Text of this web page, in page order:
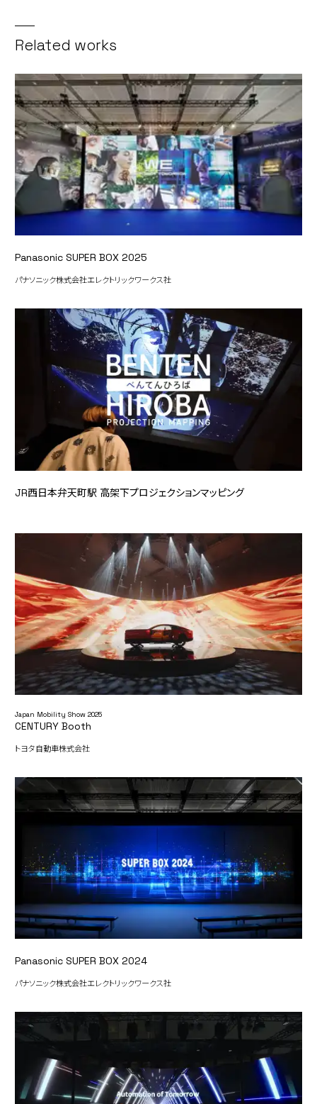
Related works
Panasonic SUPER BOX 2025
パナソニック株式会社エレクトリックワークス社
JR西日本弁天町駅 高架下プロジェクションマッピング
Japan Mobility Show 2025
CENTURY Booth
トヨタ自動車株式会社
Panasonic SUPER BOX 2024
パナソニック株式会社エレクトリックワークス社